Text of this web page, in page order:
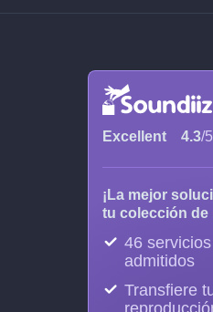
Excellent 4.3/5
¡La mejor
tu colección de
46
admitidos
Transfiere